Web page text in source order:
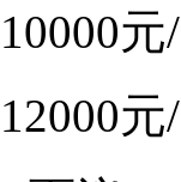
元
元